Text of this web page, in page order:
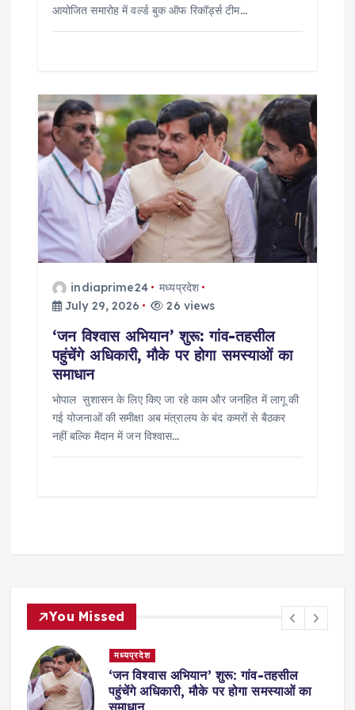
आयोजित समारोह में वर्ल्ड बुक ऑफ रिकॉर्ड्स टीम…
indiaprime24
मध्यप्रदेश
July 29, 2026
26 views
‘जन विश्वास अभियान’ शुरू: गांव-तहसील
पहुंचेंगे अधिकारी, मौके पर होगा समस्याओं का
समाधान
भोपाल सुशासन के लिए किए जा रहे काम और जनहित में लागू की
गई योजनाओं की समीक्षा अब मंत्रालय के बंद कमरों से बैठकर
नहीं बल्कि मैदान में जन विश्वास…
You Missed
मध्यप्रदेश
‘जन विश्वास अभियान’ शुरू: गांव-तहसील
पहुंचेंगे अधिकारी, मौके पर होगा समस्याओं का
समाधान